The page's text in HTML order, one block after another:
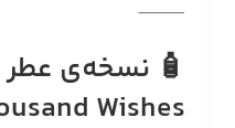
⸻
Wishes: